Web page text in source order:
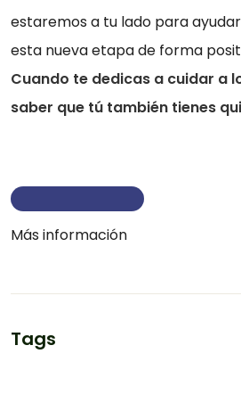
estaremos a tu lado para
esta nueva etapa de forma
Cuando te dedicas a cuidar a
saber que tú también tienes
Más información
Tags